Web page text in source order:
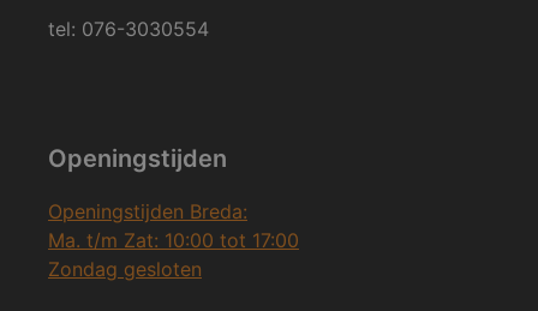
tel: 076-3030554
Openingstijden
Openingstijden Breda:
Ma. t/m Zat: 10:00 tot 17:00
Zondag gesloten